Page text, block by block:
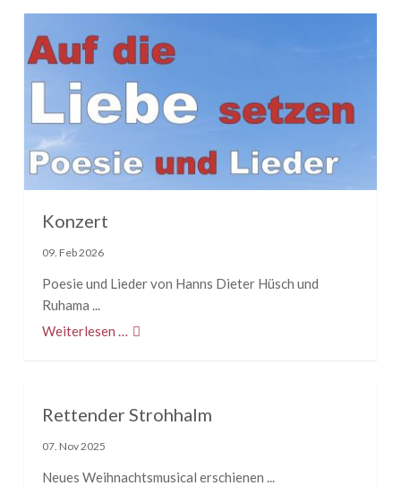
Konzert
09. Feb 2026
Poesie und Lieder von Hanns Dieter Hüsch und
Ruhama ...
Weiterlesen …
Rettender Strohhalm
07. Nov 2025
Neues Weihnachtsmusical erschienen ...